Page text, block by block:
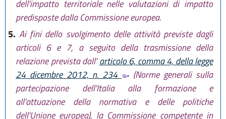
dell'impatto territoriale nelle valutazioni di impatto
predisposte dalla Commissione europea.
5. Ai fini dello svolgimento delle attività previste dagli
articoli 6 e 7, a seguito della trasmissione della
relazione prevista dall'articolo 6, comma 4, della legge
24 dicembre 2012, n. 234
(Norme generali sulla
partecipazione dell'Italia alla formazione e
all'attuazione della normativa e delle politiche
dell'Unione europea), la Commissione competente in